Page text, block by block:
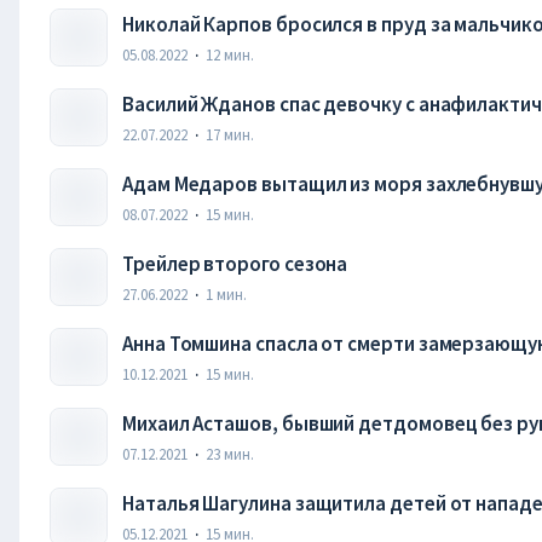
Николай Карпов бросился в пруд за
05.08.2022 · 12 мин.
Василий Жданов спас девочку с
22.07.2022 · 17 мин.
Адам Медаров вытащил из моря
08.07.2022 · 15 мин.
Трейлер второго сезона
27.06.2022 · 1 мин.
Анна Томшина спасла от смерти
10.12.2021 · 15 мин.
Михаил Асташов, бывший детдомовец без
Паралимпиаде
07.12.2021 · 23 мин.
Наталья Шагулина защитила детей от
05.12.2021 · 15 мин.